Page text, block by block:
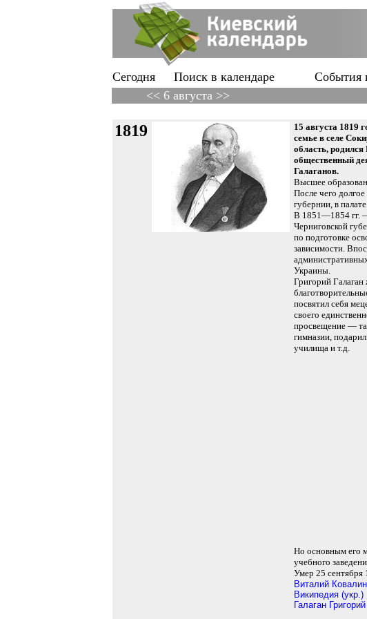
Сегодня Поиск в календаре События
<< 6 августа >>
1819
15 августа 1819
семье в селе
область,
общественный
Галаганов.
Высшее
После чего
губернии, в
В 1851—1854 гг. —
Черниговской
по подготовке
зависимости.
Украины.
Григорий Галаган
посвятил себя
своего
просвещение —
гимназии,
училища и т.д.
Но основным его
учебного
Умер 25 сентября
Виталий
Википедия (укр.)
Галаган